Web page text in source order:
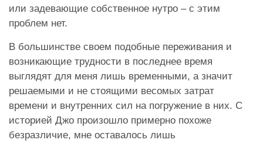
или задевающие собственное нутро – с этим
проблем нет.
В большинстве своем подобные переживания и
возникающие трудности в последнее время
выглядят для меня лишь временными, а значит
решаемыми и не стоящими весомых затрат
времени и внутренних сил на погружение в них. С
историей Джо произошло примерно похоже
безразличие, мне оставалось лишь